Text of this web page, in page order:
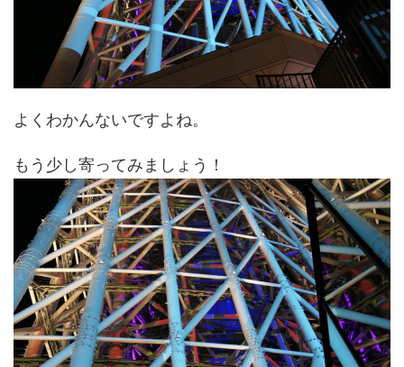
よくわかんないですよね。
もう少し寄ってみましょう！